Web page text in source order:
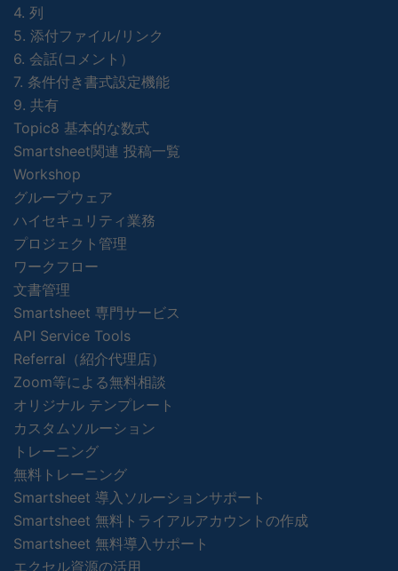
4. 列
5. 添付ファイル/リンク
6. 会話(コメント）
7. 条件付き書式設定機能
9. 共有
Topic8 基本的な数式
Smartsheet関連 投稿一覧
Workshop
グループウェア
ハイセキュリティ業務
プロジェクト管理
ワークフロー
文書管理
Smartsheet 専門サービス
API Service Tools
Referral（紹介代理店）
Zoom等による無料相談
オリジナル テンプレート
カスタムソルーション
トレーニング
無料トレーニング
Smartsheet 導入ソルーションサポート
Smartsheet 無料トライアルアカウントの作成
Smartsheet 無料導入サポート
エクセル資源の活用